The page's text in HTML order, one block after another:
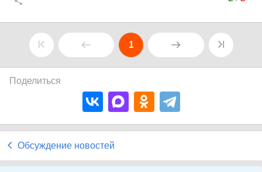
1
Поделиться
Обсуждение новостей